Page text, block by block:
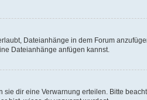
Dateianhänge in dem Forum
Dateianhänge anfügen kannst.
dir eine Verwarnung erteilen. Bitte